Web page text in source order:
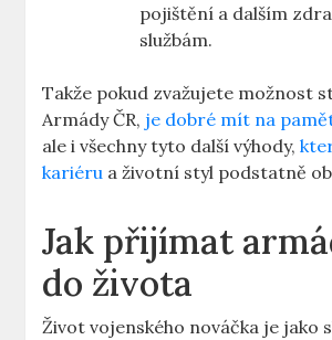
pojištění a dalším
službám.
Takže pokud zvažujete možnost
Armády ČR, je dobré mít na
ale i všechny tyto další výhody,
kariéru a životní styl podstatně
Jak přijímat
do života
Život vojenského nováčka je jako